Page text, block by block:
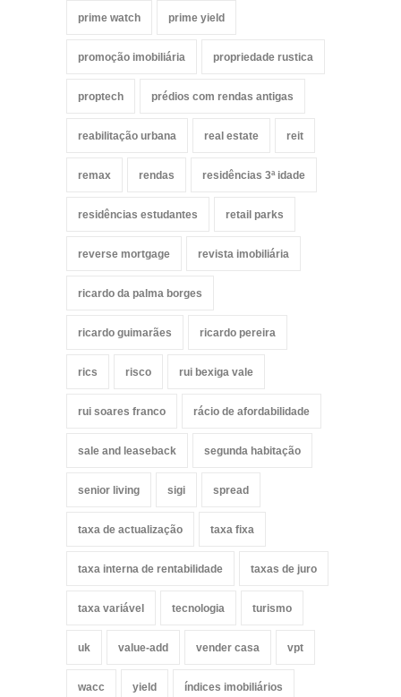
prime watch prime yield
promoção imobiliária propriedade rustica
proptech prédios com rendas antigas
reabilitação urbana real estate reit
remax rendas residências 3ª idade
residências estudantes retail parks
reverse mortgage revista imobiliária
ricardo da palma borges
ricardo guimarães ricardo pereira
rics risco rui bexiga vale
rui soares franco rácio de afordabilidade
sale and leaseback segunda habitação
senior living sigi spread
taxa de actualização taxa fixa
taxa interna de rentabilidade taxas de juro
taxa variável tecnologia turismo
uk value-add vender casa vpt
wacc yield índices imobiliários